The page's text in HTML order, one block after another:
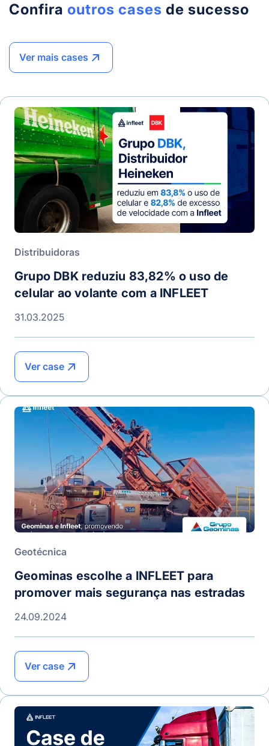
Confira outros cases de sucesso
Ver mais cases
Distribuidoras
Grupo DBK reduziu 83,82% o uso de
celular ao volante com a INFLEET
31.03.2025
Ver case
Geotécnica
Geominas escolhe a INFLEET para
promover mais segurança nas estradas
24.09.2024
Ver case